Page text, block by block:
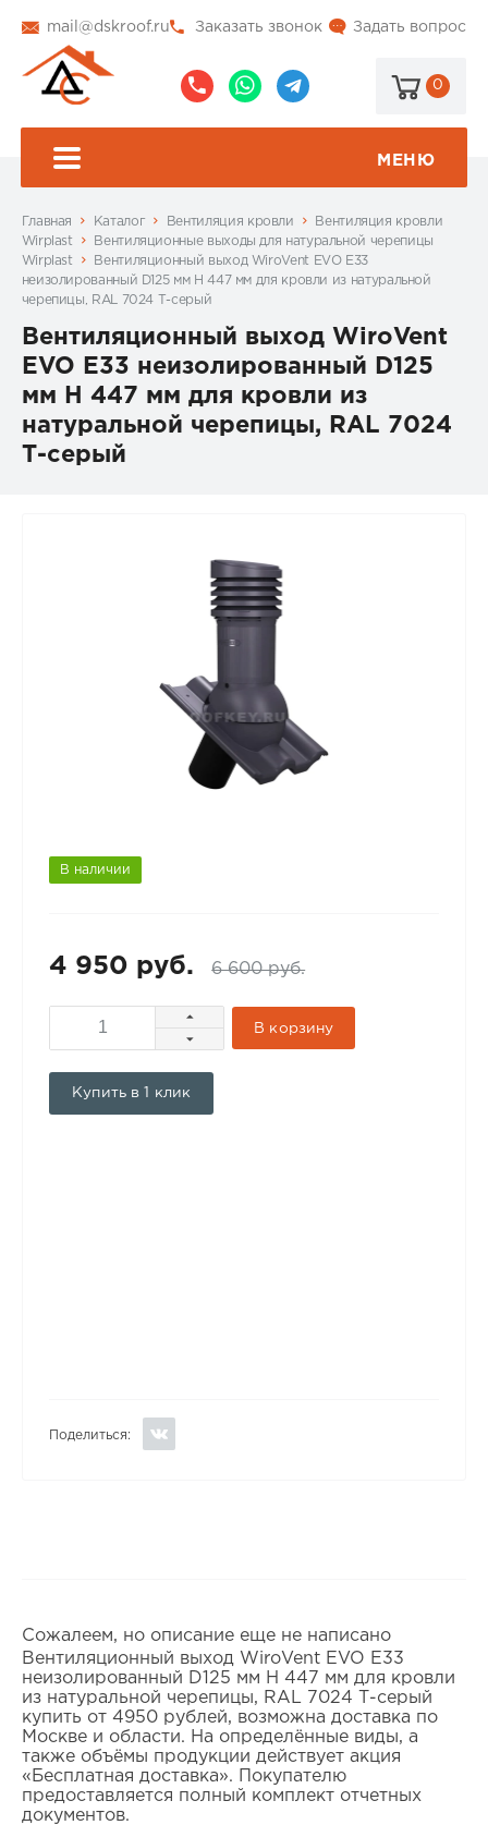
mail@dskroof.ru Задать вопрос
Заказать звонок
0
МЕНЮ
Главная Каталог Вентиляция кровли
Вентиляция кровли
Wirplast
Вентиляционные выходы для натуральной черепицы
Wirplast
Вентиляционный выход WiroVent EVO E33
неизолированный D125 мм Н 447 мм для кровли из натуральной
черепицы, RAL 7024 Т-серый
Вентиляционный выход WiroVent
EVO E33 неизолированный D125
мм Н 447 мм для кровли из
натуральной черепицы, RAL 7024
Т-серый
В наличии
4 950 руб. 6 600 руб.
В корзину
Купить в 1 клик
Поделиться:
Сожалеем, но описание еще не написано
Вентиляционный выход WiroVent EVO E33
неизолированный D125 мм Н 447 мм для кровли
из натуральной черепицы, RAL 7024 Т-серый
купить от 4950 рублей, возможна доставка по
Москве и области. На определённые виды, а
также объёмы продукции действует акция
«Бесплатная доставка». Покупателю
предоставляется полный комплект отчетных
документов.